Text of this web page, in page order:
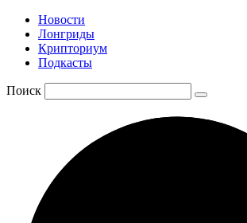
Новости
Лонгриды
Крипториум
Подкасты
Поиск